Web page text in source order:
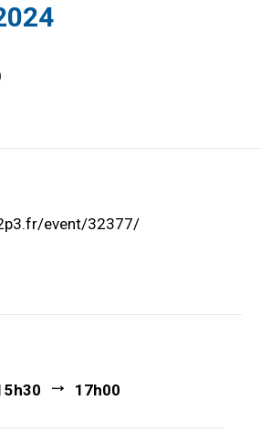
event/32377/
17h00